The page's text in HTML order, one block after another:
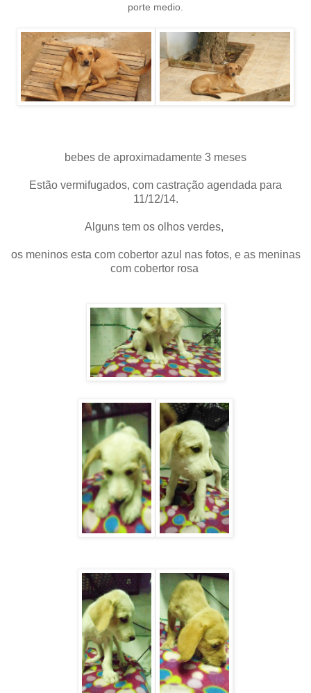
porte medio.
bebes de aproximadamente 3 meses
Estão vermifugados, com castração agendada para
11/12/14.
Alguns tem os olhos verdes,
os meninos esta com cobertor azul nas fotos, e as meninas
com cobertor rosa